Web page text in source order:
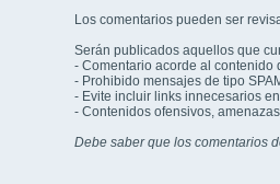
Los comentarios pueden ser
Serán publicados aquellos que
- Comentario acorde al contenido
- Prohibido mensajes de tipo
- Evite incluir links innecesarios
- Contenidos ofensivos,
Debe saber que los comentarios